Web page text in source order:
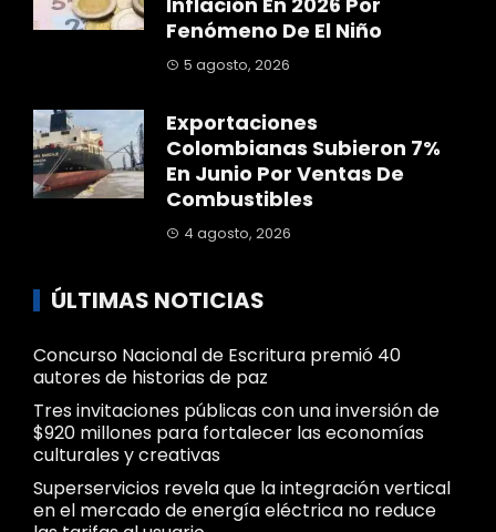
Fenómeno De El Niño
5 agosto, 2026
Exportaciones
Colombianas Subieron 7%
En Junio Por Ventas De
Combustibles
4 agosto, 2026
ÚLTIMAS NOTICIAS
Concurso Nacional de Escritura premió 40
autores de historias de paz
Tres invitaciones públicas con una inversión de
$920 millones para fortalecer las economías
culturales y creativas
Superservicios revela que la integración vertical
en el mercado de energía eléctrica no reduce